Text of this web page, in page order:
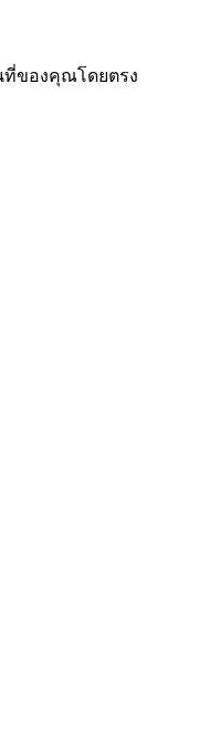
ที่ของคุณโดยตรง